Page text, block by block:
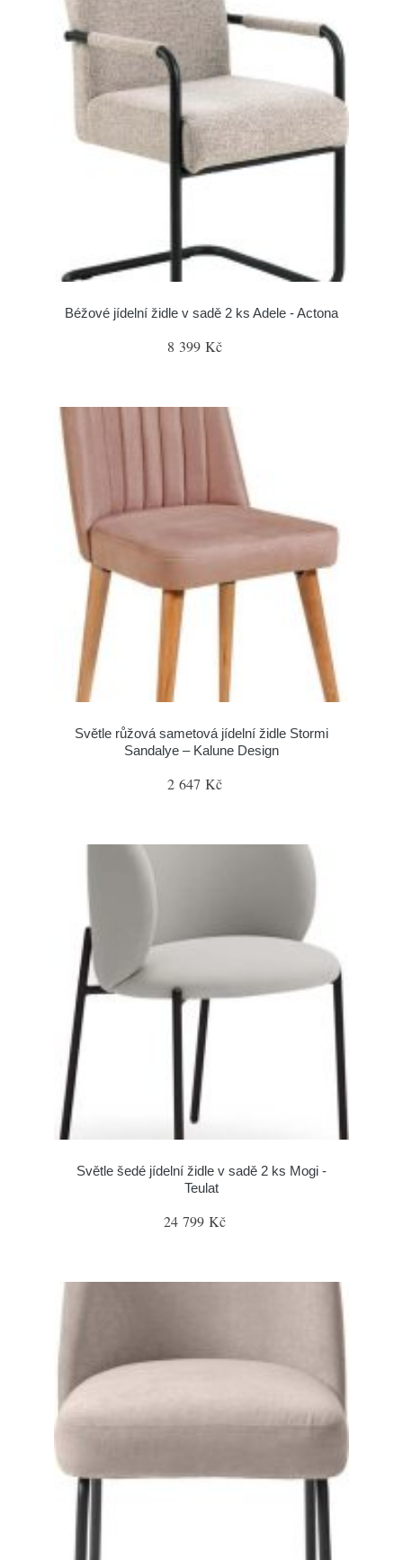
Béžové jídelní židle v sadě 2 ks Adele - Actona
8 399 Kč
Světle růžová sametová jídelní židle Stormi
Sandalye – Kalune Design
2 647 Kč
Světle šedé jídelní židle v sadě 2 ks Mogi -
Teulat
24 799 Kč